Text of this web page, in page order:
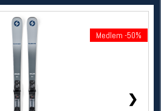
❯
Medlem -50%
til å spisse søket